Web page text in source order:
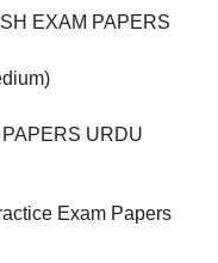
EXAM PAPERS
URDU
Exam Papers